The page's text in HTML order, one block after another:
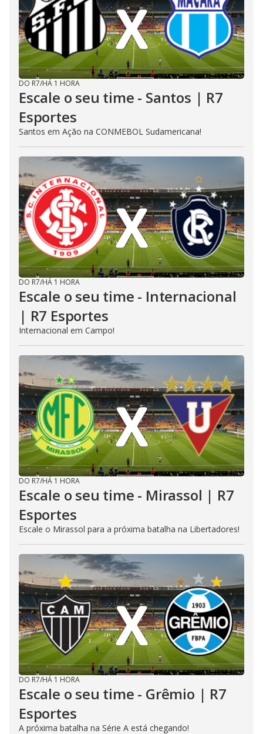
DO R7/HÁ 1 HORA
Escale o seu time - Santos | R7
Esportes
Santos em Ação na CONMEBOL Sudamericana!
DO R7/HÁ 1 HORA
Escale o seu time - Internacional
| R7 Esportes
Internacional em Campo!
DO R7/HÁ 1 HORA
Escale o seu time - Mirassol | R7
Esportes
Escale o Mirassol para a próxima batalha na Libertadores!
DO R7/HÁ 1 HORA
Escale o seu time - Grêmio | R7
Esportes
A próxima batalha na Série A está chegando!